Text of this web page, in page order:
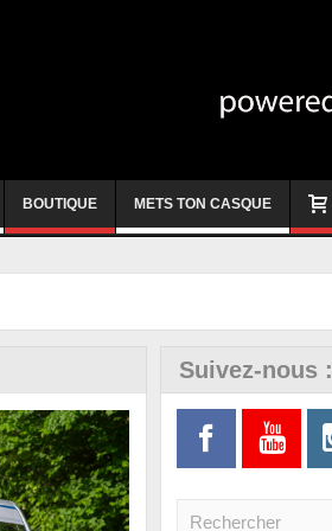
BOUTIQUE METS TON CASQUE
Suivez-nous :